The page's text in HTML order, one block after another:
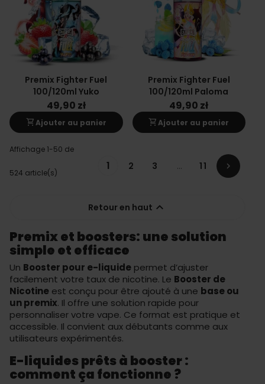
Premix Fighter Fuel
100/120ml Yuko
49,90 zł
shopping_cartAjouter au panier
Premix Fighter Fuel
100/120ml Paloma
49,90 zł
shopping_cartAjouter au panier
Affichage 1-50 de
524 article(s)
1 2 3 … 11 
Retour en haut 
Premix et boosters: une solution
simple et efficace
Un Booster pour e-liquide permet d’ajuster
facilement votre taux de nicotine. Le Booster de
Nicotine est conçu pour être ajouté à une base ou
un premix. Il offre une solution rapide pour
personnaliser votre vape. Ce format est pratique et
accessible. Il convient aux débutants comme aux
utilisateurs expérimentés.
E-liquides prêts à booster :
comment ça fonctionne ?